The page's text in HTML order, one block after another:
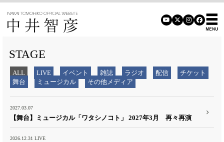
STAGE
ALL LIVE イベント 雑誌 ラジオ 配信
チケット
舞台
ミュージカル その他メディア
2027.03.07
【舞台】ミュージカル「ワタシノコト」 2027年3月 再々再演
2026.12.31 LIVE